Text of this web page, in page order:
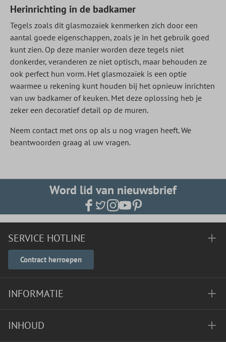
Herinrichting in de badkamer
Tegels zoals dit glasmozaïek kenmerken zich door een
aantal goede eigenschappen, zoals je in het gebruik goed
kunt zien. Op deze manier worden deze tegels niet
donkerder, veranderen ze niet optisch, maar behouden ze
ook perfect hun vorm. Het glasmozaïek is een optie
waarmee u rekening kunt houden bij het opnieuw inrichten
van uw badkamer of keuken. Met deze oplossing heb je
zeker een decoratief detail op de muren.
Neem contact met ons op als u nog vragen heeft. We
beantwoorden graag al uw vragen.
Word lid van nieuwsbrief
SERVICE HOTLINE
Contract herroepen
INFORMATIE
INHOUD